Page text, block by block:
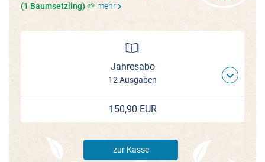
(1 Baumsetzling) 🌱 mehrchevron_right
Jahresabo
12 Ausgaben
150,90 EUR
zur Kasse